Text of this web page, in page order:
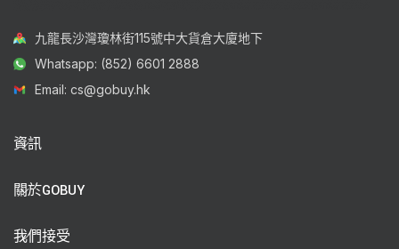
九龍長沙灣瓊林街115號中大貨倉大廈地下
Whatsapp: (852) 6601 2888
Email: cs@gobuy.hk
資訊
關於GOBUY
我們接受